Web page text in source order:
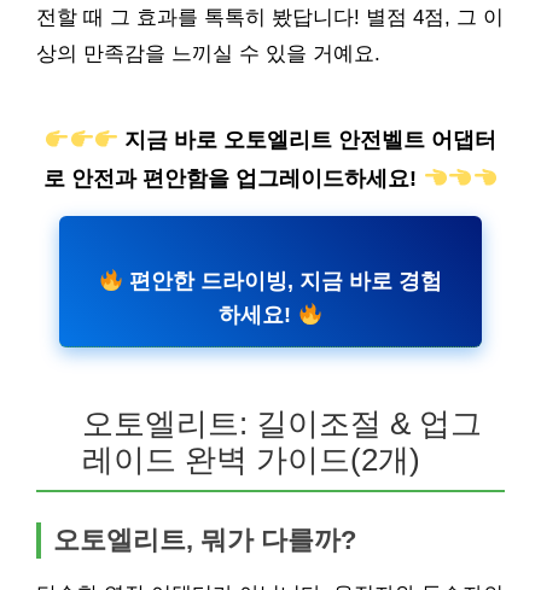
전할 때 그 효과를 톡톡히 봤답니다! 별점 4점, 그 이
상의 만족감을 느끼실 수 있을 거예요.
지금 바로 오토엘리트 안전벨트 어댑터
로 안전과 편안함을 업그레이드하세요!
편안한 드라이빙, 지금 바로 경험
하세요!
오토엘리트: 길이조절 & 업그
레이드 완벽 가이드(2개)
오토엘리트, 뭐가 다를까?